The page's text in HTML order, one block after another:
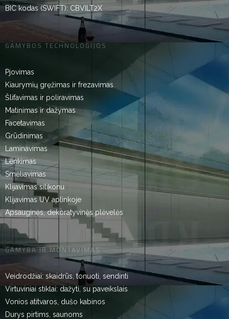
BIC kodas (SWIFT): CBVILT2X
GAMYBOS TECHNOLOGIJOS
Pjovimas
Kiaurymių gręžimas ir frezavimas
Šlifavimas ir poliravimas
Matinimas ir dažymas
Facetavimas
Grūdinimas
Laminavimas
Lenkimas
Smėliavimas
Klijavimas silikonu
Klijavimas UV aplinkoje
Apsauginės, dekoratyvinės plėvelės
GAMYBA IR MONTAVIMAS
Veidrodžiai: skaidrūs, tonuoti, sendinti
Virtuviniai stiklai: dažyti, su paveikslais
Vonios atitvaros, dušo kabinos
Durys pirtims, saunoms